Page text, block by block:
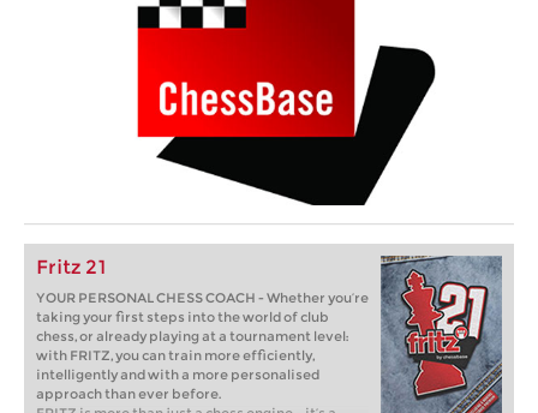
Fritz 21
YOUR PERSONAL CHESS COACH - Whether you’re
taking your first steps into the world of club
chess, or already playing at a tournament level:
with FRITZ, you can train more efficiently,
intelligently and with a more personalised
approach than ever before.